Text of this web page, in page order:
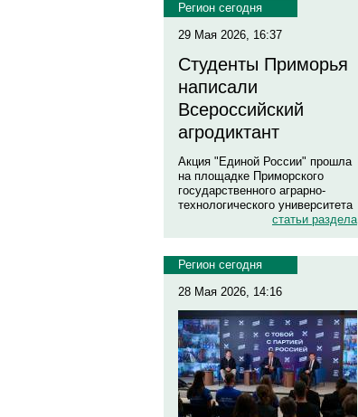
Регион сегодня
29 Мая 2026, 16:37
Студенты Приморья
написали
Всероссийский
агродиктант
Акция "Единой России" прошла
на площадке Приморского
государственного аграрно-
технологического университета
статьи раздела
Регион сегодня
28 Мая 2026, 14:16